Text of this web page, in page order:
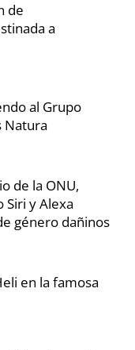
de
a
al Grupo
Natura
de la ONU,
Siri y Alexa
género dañinos
en la famosa